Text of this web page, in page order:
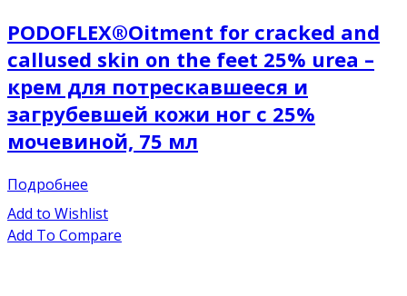
PODOFLEX®Oitment for cracked and
callused skin on the feet 25% urea –
крем для потрескавшееся и
загрубевшей кожи ног с 25%
мочевиной, 75 мл
Подробнее
Add to Wishlist
Add To Compare